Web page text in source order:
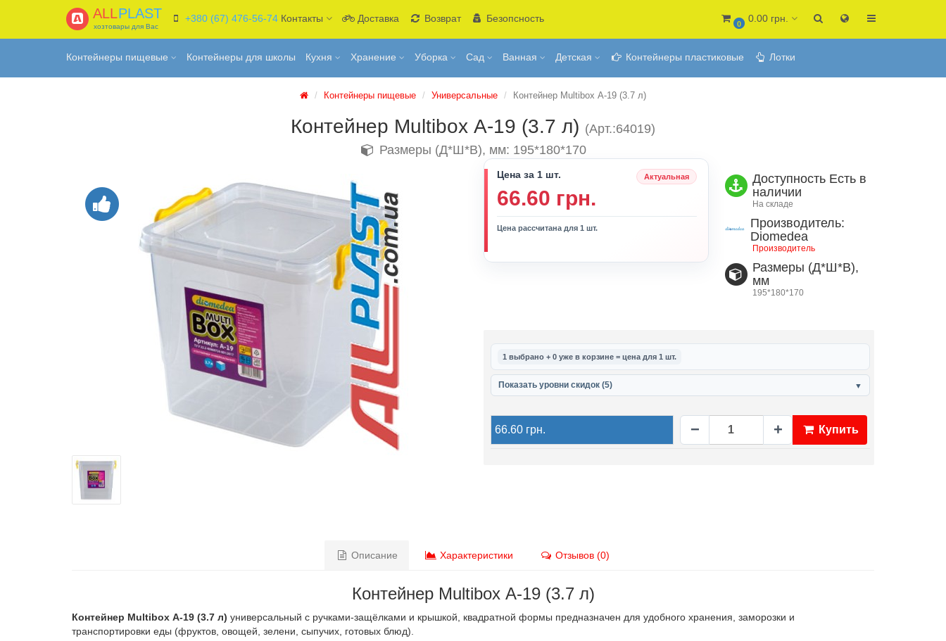
ALLPLAST
хозтовары для Вас
+380 (67) 476-56-74 Контакты Доставка Возврат Безопсность
0
0.00 грн.
Контейнеры пищевые Контейнеры для школы Кухня Хранение Уборка Сад Ванная Детская Контейнеры пластиковые Лотки
Контейнеры пищевые Универсальные Контейнер Multibox А-19 (3.7 л)
Контейнер Multibox А-19 (3.7 л) (Арт.:64019)
Размеры (Д*Ш*В), мм: 195*180*170
Цена за 1 шт. Актуальная
66.60 грн.
Цена рассчитана для 1 шт.
Доступность Есть в
наличии
На складе
Производитель:
Diomedea
Производитель
Размеры (Д*Ш*В),
мм
195*180*170
1 выбрано + 0 уже в корзине = цена для 1 шт.
Показать уровни скидок (5) ▼
66.60 грн. Купить
− +
Описание Характеристики Отзывов (0)
Контейнер Multibox А-19 (3.7 л)
Контейнер Multibox А-19 (3.7 л) универсальный с ручками-защёлками и крышкой, квадратной формы предназначен для удобного хранения, заморозки и
транспортировки еды (фруктов, овощей, зелени, сыпучих, готовых блюд).